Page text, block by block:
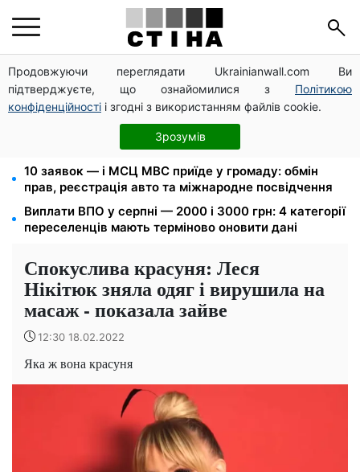
Продовжуючи переглядати Ukrainianwall.com Ви
підтверджуєте, що ознайомилися з Політикою
конфіденційності і згодні з використанням файлів cookie.
Зрозумів
Пенсія по інвалідності III групи з вересня: від 2595
до 10 625 грн — хто скільки отримає
Федоров звільнений і без бронювання: Камельчук
пропонує ексміністру мобілізацію на загальних
10 заявок — і МСЦ МВС приїде у громаду: обмін
прав, реєстрація авто та міжнародне посвідчення
Виплати ВПО у серпні — 2000 і 3000 грн: 4 категорії
переселенців мають терміново оновити дані
Спокуслива красуня: Леся
Нікітюк зняла одяг і вирушила на
масаж - показала зайве
12:30 18.02.2022
Яка ж вона красуня